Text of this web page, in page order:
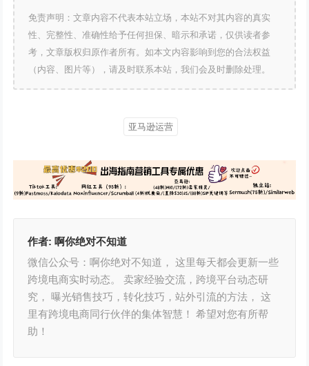
免责声明：文章内容不代表本站立场，本站不对其内容的真实
性、完整性、准确性给予任何担保、暗示和承诺，仅供读者参
考，文章版权归原作者所有。如本文内容影响到您的合法权益
（内容、图片等），请及时联系本站，我们会及时删除处理。
亚马逊运营
作者: 啊你绝对不知道
微信公众号：啊你绝对不知道， 这里每天都会更新一些
跨境电商实时动态。 卖家经验交流，跨境平台动态研
究， 曝光销售技巧，转化技巧，站外引流的方法， 这
里有跨境电商同行伙伴的集体智慧！ 希望对您有所帮
助！